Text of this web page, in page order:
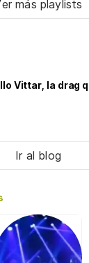
más playlists
Vittar, la drag
Ir al blog